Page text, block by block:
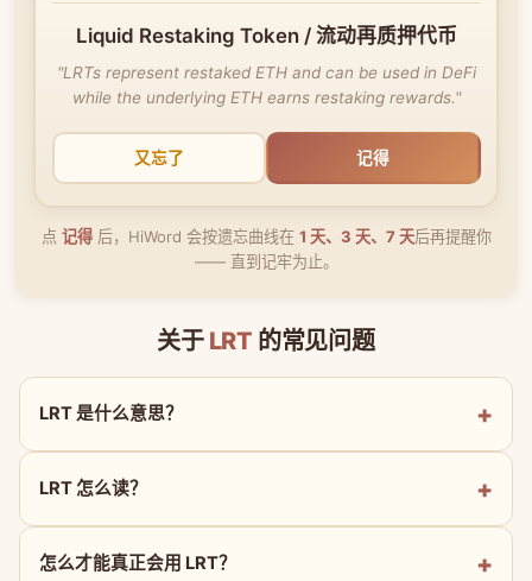
Liquid Restaking Token / 流动再质押代币
"LRTs represent restaked ETH and can be used in DeFi
while the underlying ETH earns restaking rewards."
又忘了 记得
点 记得后，HiWord 会按遗忘曲线在 1 天、3 天、7 天后再提醒你
—— 直到记牢为止。
关于 LRT 的常见问题
LRT 是什么意思？
LRT 怎么读？
怎么才能真正会用 LRT？